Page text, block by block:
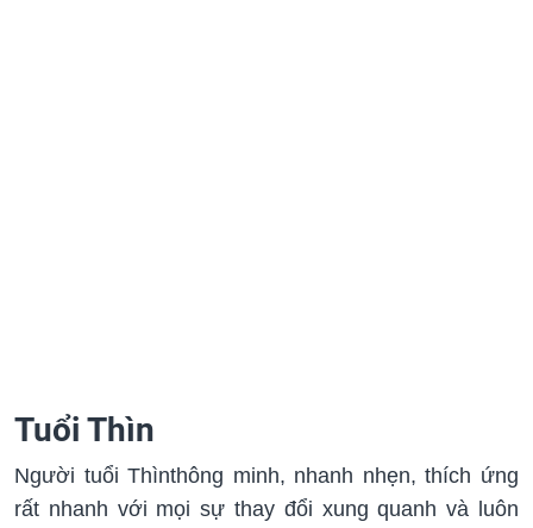
Tuổi Thìn
Người tuổi Thìnthông minh, nhanh nhẹn, thích ứng
rất nhanh với mọi sự thay đổi xung quanh và luôn